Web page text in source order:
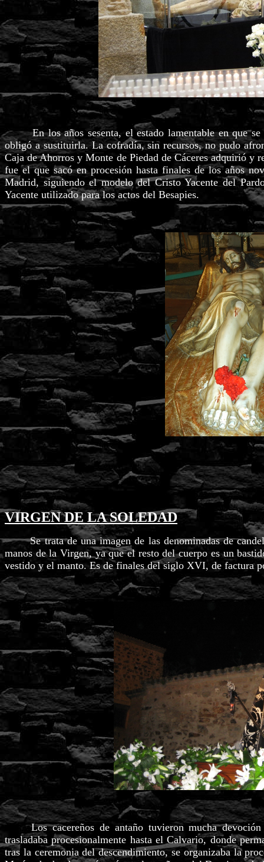
En los años sesenta, el estado lamentable en que se
obligó a sustituirla. La cofradía, sin recursos, no pudo
Caja de Ahorros y Monte de Piedad de Cáceres adquirió y
fue el que sacó en procesión hasta finales de los años
Madrid, siguiendo el modelo del Cristo Yacente del
Yacente utilizado para los actos del Besapies.
VIRGEN DE LA SOLEDAD
Se trata de una imagen de las denominadas de
manos de la Virgen, ya que el resto del cuerpo es un
vestido y el manto. Es de finales del siglo XVI, de factura
Los cacereños de antaño tuvieron mucha devoción
trasladaba procesionalmente hasta el Calvario, donde
tras la ceremonia del descendimiento, se organizaba la